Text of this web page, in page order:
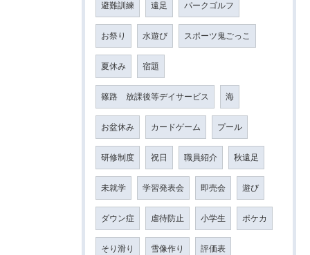
避難訓練 遠足 パークゴルフ
お祭り 水遊び スポーツ鬼ごっこ
夏休み 宿題
篠路 放課後等デイサービス 海
お盆休み カードゲーム プール
研修制度 祝日 職員紹介 秋遠足
未就学 学習発表会 即売会 遊び
ダウン症 虐待防止 小学生 ポケカ
そり滑り 雪像作り 評価表